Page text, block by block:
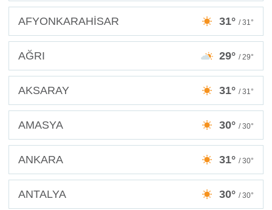
AFYONKARAHİSAR 31° / 31°
AĞRI 29° / 29°
AKSARAY 31° / 31°
AMASYA 30° / 30°
ANKARA 31° / 30°
ANTALYA 30° / 30°